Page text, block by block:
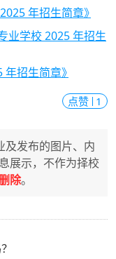
年招生简章》
业学校 2025 年招生
招生简章》
点赞 1
及发布的图片、内
展示，不作为择校
除。